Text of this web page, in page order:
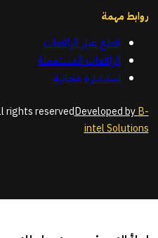
روابط مهمة
قطع غيار الرافعات
الرافعات المستعملة
استشارة مجانية
rights reservedDeveloped byB-
intel Solutions